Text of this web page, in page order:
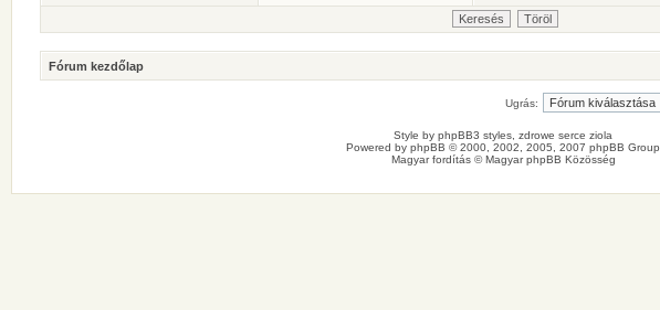
Fórum kezdőlap
Ugrás:
Style by phpBB3 styles , zdrowe serce ziola
Powered by phpBB © 2000, 2002, 2005, 2007 phpBB Group
Magyar fordítás ©Magyar phpBB Közösség